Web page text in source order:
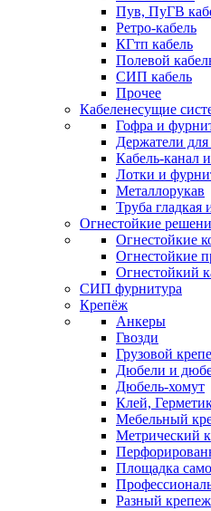
Пув, ПуГВ
Ретро-кабель
КГтп кабель
Полевой
СИП кабель
Прочее
Кабеленесущие
Гофра и
Держатели
Кабель-канал
Лотки и
Металлорукав
Труба гладкая
Огнестойкие
Огнестойкие
Огнестойкие
Огнестойкий
СИП фурнитура
Крепёж
Анкеры
Гвозди
Грузовой
Дюбели и
Дюбель-хомут
Клей,
Мебельный
Метрический
Площадка
Разный крепеж